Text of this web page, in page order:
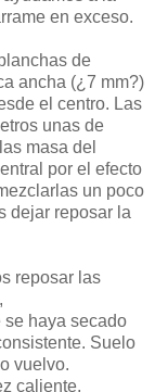
en exceso.
de
ancha (¿7 mm?)
el centro. Las
unas de
masa del
por el efecto
un poco
dejar reposar la
reposar las
se haya secado
Suelo
vuelvo.
caliente,